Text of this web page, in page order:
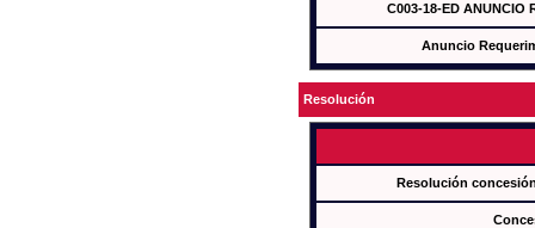
C003-18-ED ANUNCIO
Anuncio
Resolución
Resolución